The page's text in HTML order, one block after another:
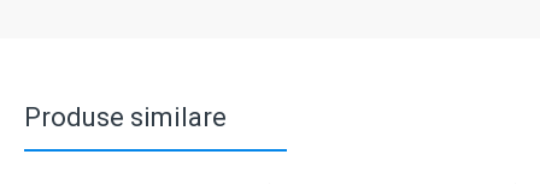
Produse similare